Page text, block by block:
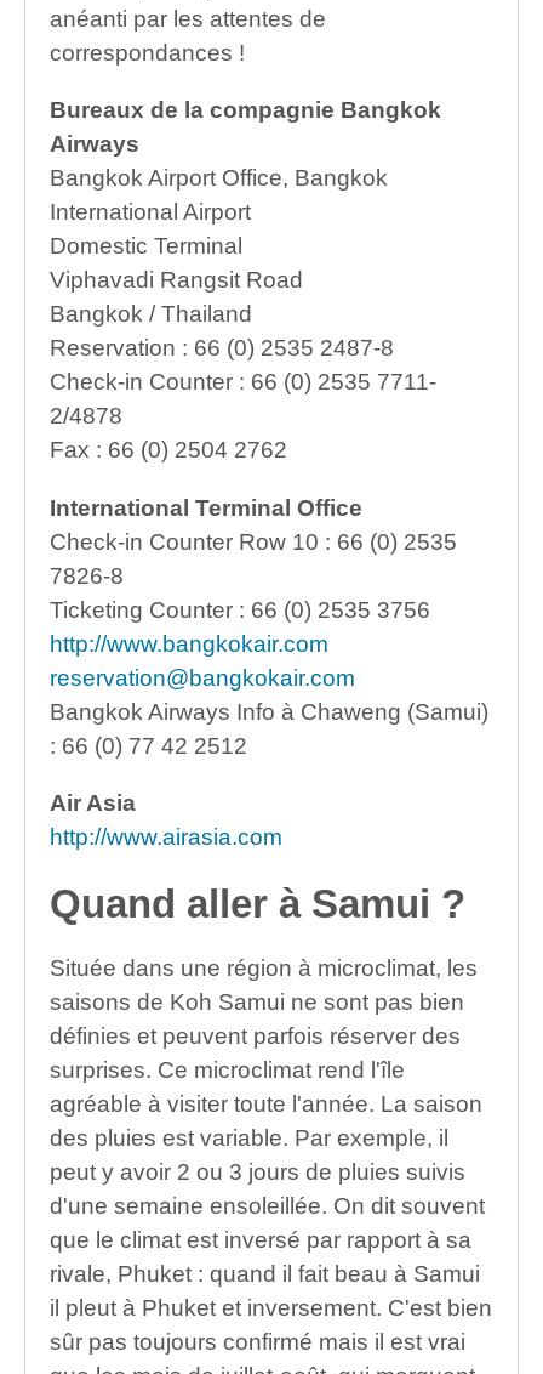
anéanti par les attentes de
correspondances !
Bureaux de la compagnie Bangkok
Airways
Bangkok Airport Office, Bangkok
International Airport
Domestic Terminal
Viphavadi Rangsit Road
Bangkok / Thailand
Reservation : 66 (0) 2535 2487-8
Check-in Counter : 66 (0) 2535 7711-
2/4878
Fax : 66 (0) 2504 2762
International Terminal Office
Check-in Counter Row 10 : 66 (0) 2535
7826-8
Ticketing Counter : 66 (0) 2535 3756
http://www.bangkokair.com
reservation@bangkokair.com
Bangkok Airways Info à Chaweng (Samui)
: 66 (0) 77 42 2512
Air Asia
http://www.airasia.com
Quand aller à Samui ?
Située dans une région à microclimat, les
saisons de Koh Samui ne sont pas bien
définies et peuvent parfois réserver des
surprises. Ce microclimat rend l'île
agréable à visiter toute l'année. La saison
des pluies est variable. Par exemple, il
peut y avoir 2 ou 3 jours de pluies suivis
d'une semaine ensoleillée. On dit souvent
que le climat est inversé par rapport à sa
rivale, Phuket : quand il fait beau à Samui
il pleut à Phuket et inversement. C'est bien
sûr pas toujours confirmé mais il est vrai